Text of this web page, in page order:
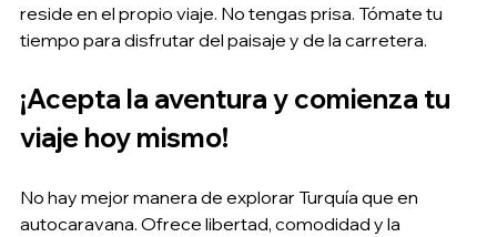
reside en el propio viaje. No tengas prisa. Tómate tu
tiempo para disfrutar del paisaje y de la carretera.
¡Acepta la aventura y comienza tu
viaje hoy mismo!
No hay mejor manera de explorar Turquía que en
autocaravana. Ofrece libertad, comodidad y la